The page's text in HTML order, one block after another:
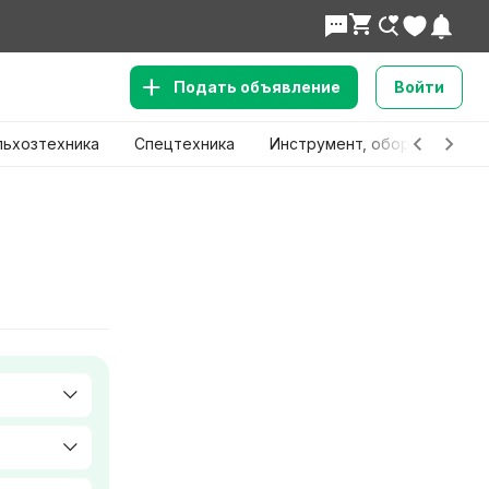
Подать объявление Войти
Спецтехника Инструмент, оборудование